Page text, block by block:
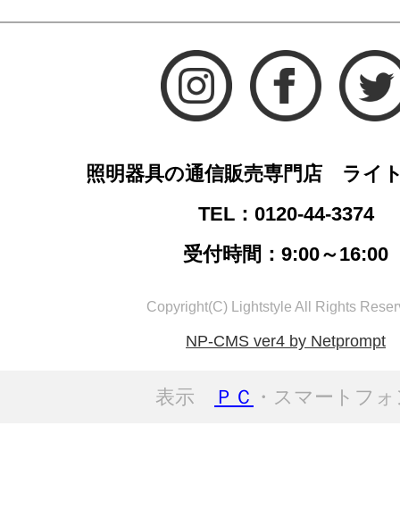
照明器具の通信販売専門店 ライ
TEL：0120-44-3374
受付時間：9:00～16:00
Copyright(C) Lightstyle All Rights
NP-CMS ver4 by Netprompt
表示 ＰＣ ・スマートフ